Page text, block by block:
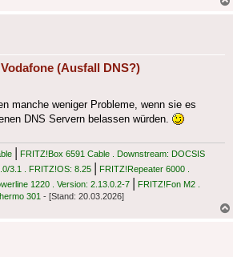
(Ausfall DNS?)
manche weniger Probleme, wenn sie es
DNS Servern belassen würden.
FRITZ!Box 6591 Cable . Downstream: DOCSIS
3.1 . FRITZ!OS: 8.25
FRITZ!Repeater 6000 .
1220 . Version: 2.13.0.2-7
FRITZ!Fon M2 .
301 - [Stand: 20.03.2026]